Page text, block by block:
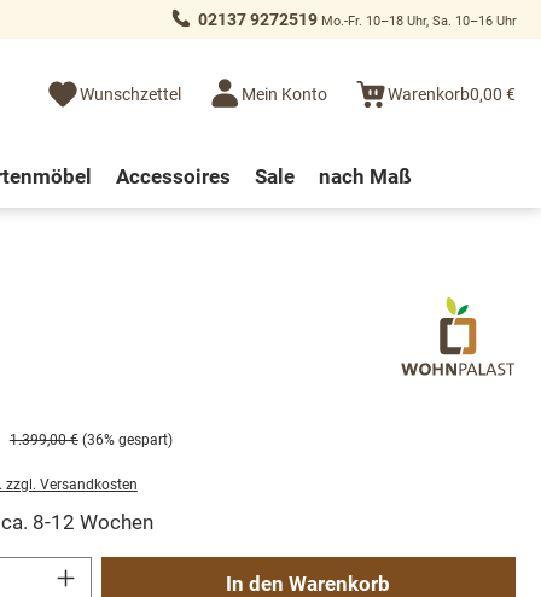
02137 9272519 Mo.-Fr. 10–18 Uhr, Sa. 10–16 Uhr
Wunschzettel Mein Konto Warenkorb0,00 €
Accessoires Sale nach Maß
1.399,00 € (36% gespart)
zzgl. Versandkosten
8-12 Wochen
den gewünschten Wert ein oder benutze die Schaltflächen um die Anzahl zu
In den Warenkorb